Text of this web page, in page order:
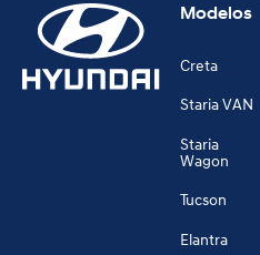
Modelos
Creta
Staria VAN
Staria
Wagon
Tucson
Elantra